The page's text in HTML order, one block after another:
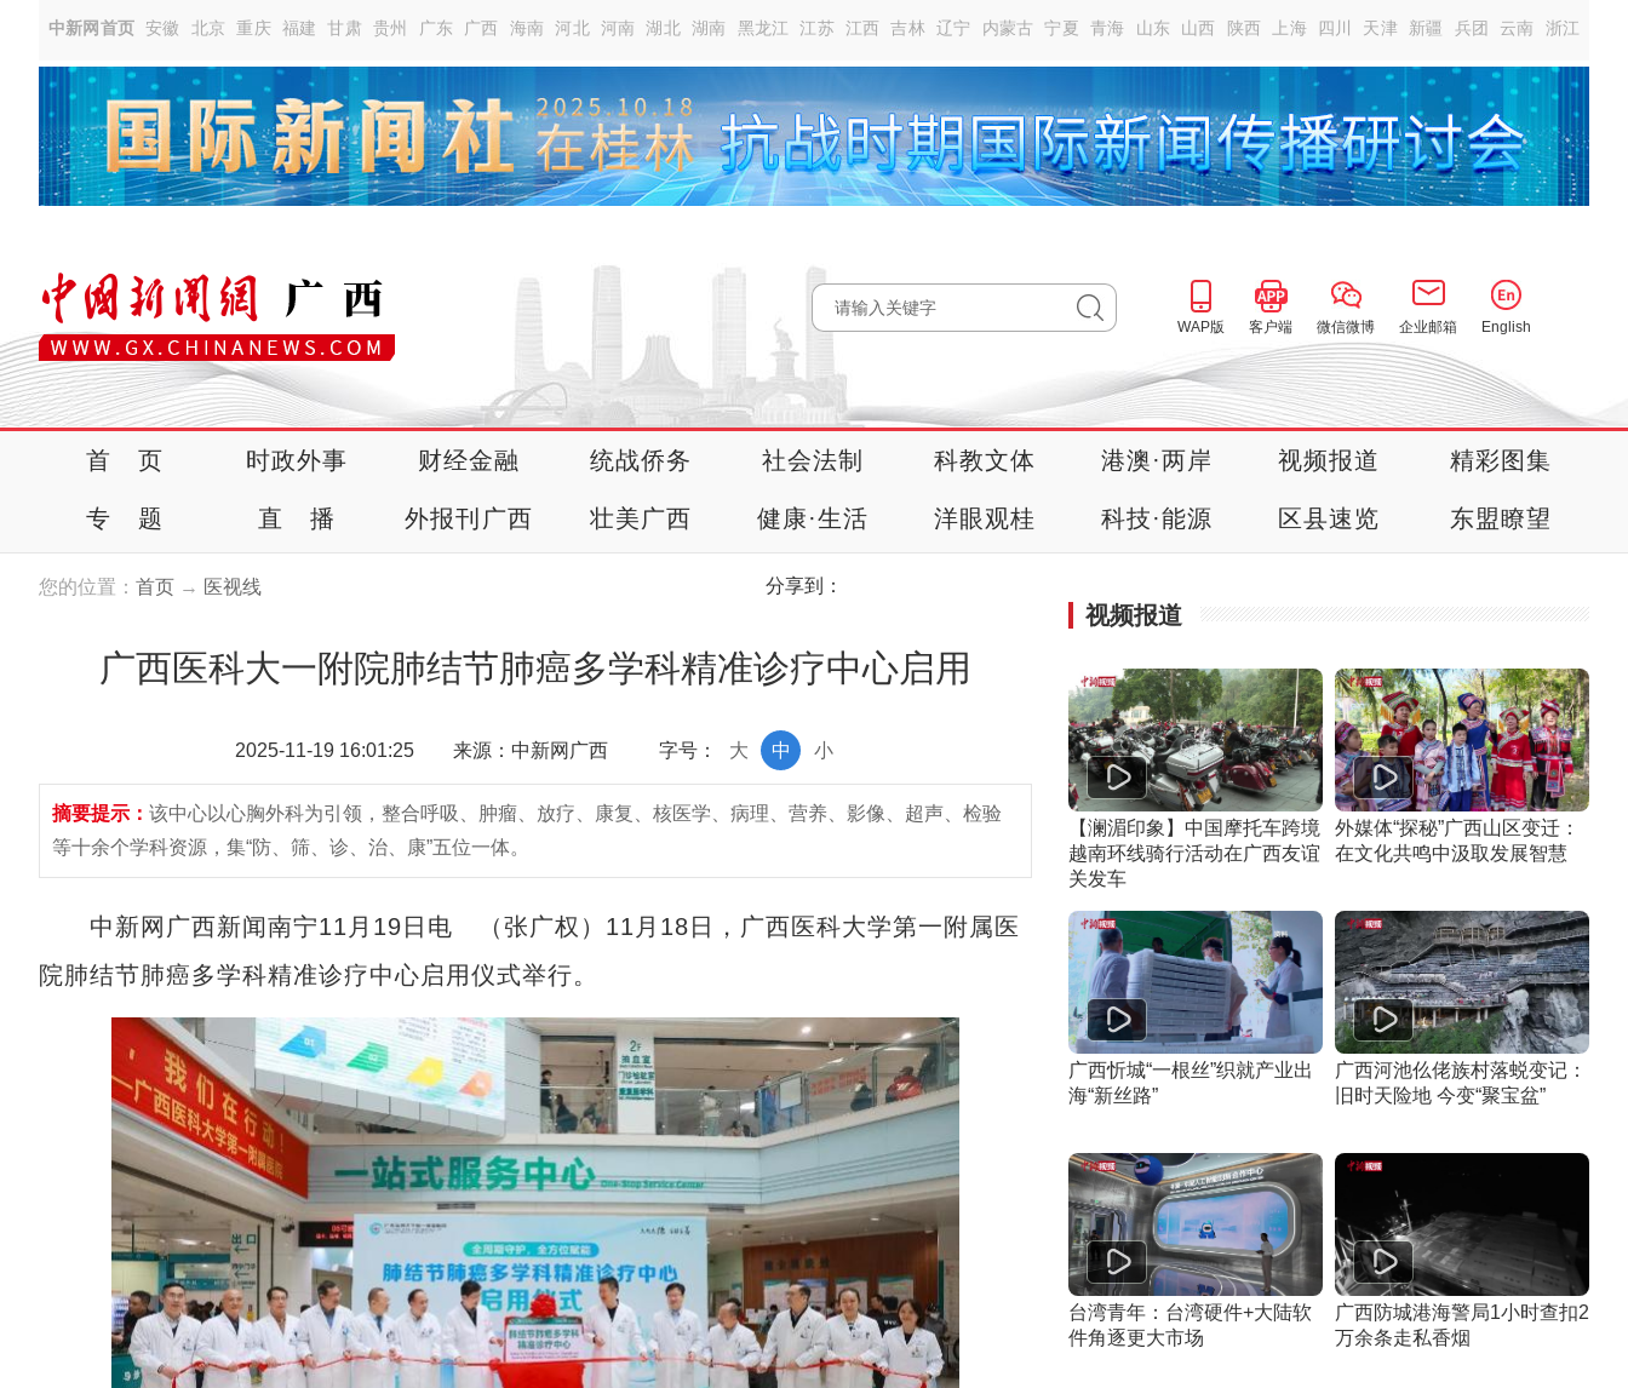
中新网首页 安徽 北京 重庆 福建 甘肃 贵州 广东 广西 海南 河北 河南 湖北 湖南 黑龙江 江苏 江西 吉林 辽宁 内蒙古 宁夏 青海 山东 山西 陕西 上海 四川 天津 新疆 兵团 云南 浙江
WAP版 客户端 微信微博 企业邮箱 English
首 页 时政外事 财经金融 统战侨务 社会法制 科教文体 港澳·两岸 视频报道 精彩图集
专 题 直 播 外报刊广西 壮美广西 健康·生活 洋眼观桂 科技·能源 区县速览 东盟瞭望
您的位置： 首页 → 医视线 分享到：
广西医科大一附院肺结节肺癌多学科精准诊疗中心启用
2025-11-19 16:01:25 来源：中新网广西 字号： 小
中
大
摘要提示： 该中心以心胸外科为引领，整合呼吸、肿瘤、放疗、康复、核医学、病理、营养、影像、超声、检验
等十余个学科资源，集“防、筛、诊、治、康”五位一体。
中新网广西新闻南宁11月19日电 （张广权）11月18日，广西医科大学第一附属医
院肺结节肺癌多学科精准诊疗中心启用仪式举行。
视频报道
【澜湄印象】中国摩托车跨境
越南环线骑行活动在广西友谊
关发车
外媒体“探秘”广西山区变迁：
在文化共鸣中汲取发展智慧
广西忻城“一根丝”织就产业出
海“新丝路”
广西河池仫佬族村落蜕变记：
旧时天险地 今变“聚宝盆”
台湾青年：台湾硬件+大陆软
件角逐更大市场
广西防城港海警局1小时查扣2
万余条走私香烟